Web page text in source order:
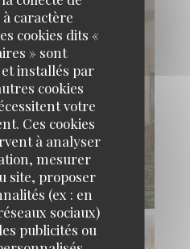
caractère
cookies dits «
» sont
installés par
cookies
votre
Ces cookies
à analyser
mesurer
site, proposer
(ex : en
sociaux)
publicités ou
GLACES"